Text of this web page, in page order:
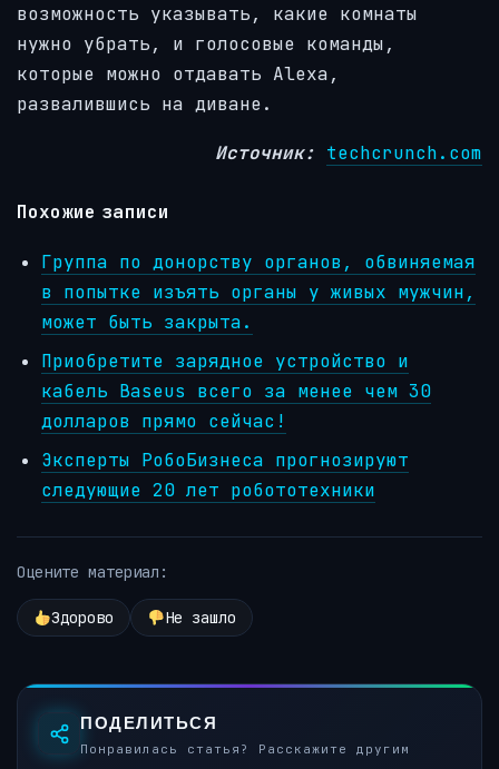
возможность указывать, какие комнаты
нужно убрать, и голосовые команды,
которые можно отдавать Alexa,
развалившись на диване.
Источник: techcrunch.com
Похожие записи
Группа по донорству органов, обвиняемая
в попытке изъять органы у живых мужчин,
может быть закрыта.
Приобретите зарядное устройство и
кабель Baseus всего за менее чем 30
долларов прямо сейчас!
Эксперты РобоБизнеса прогнозируют
следующие 20 лет робототехники
Оцените материал:
Здорово Не зашло
ПОДЕЛИТЬСЯ
Понравилась статья? Расскажите другим